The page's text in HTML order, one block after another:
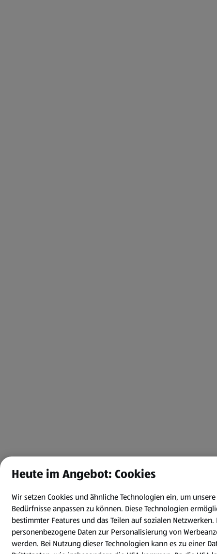
Heute im Angebot: Cookies
Wir setzen Cookies und ähnliche Technologien ein, um
Bedürfnisse anpassen zu können. Diese Technologien
bestimmter Features und das Teilen auf sozialen
personenbezogene Daten zur Personalisierung von
werden. Bei Nutzung dieser Technologien kann es zu einer